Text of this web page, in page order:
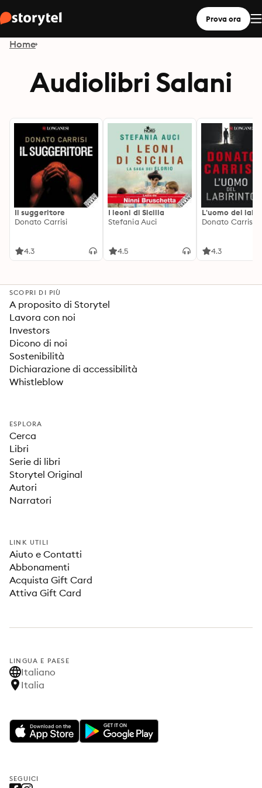
Prova ora
Home
Audiolibri Salani
Il suggeritore
Donato Carrisi
4.3
I leoni di Sicilia
Stefania Auci
4.5
L'uomo del
Donato Carrisi
4.3
SCOPRI DI PIÙ
A proposito di Storytel
Lavora con noi
Investors
Dicono di noi
Sostenibilità
Dichiarazione di accessibilità
Whistleblow
ESPLORA
Cerca
Libri
Serie di libri
Storytel Original
Autori
Narratori
LINK UTILI
Aiuto e Contatti
Abbonamenti
Acquista Gift Card
Attiva Gift Card
LINGUA E PAESE
Italiano
Italia
SEGUICI